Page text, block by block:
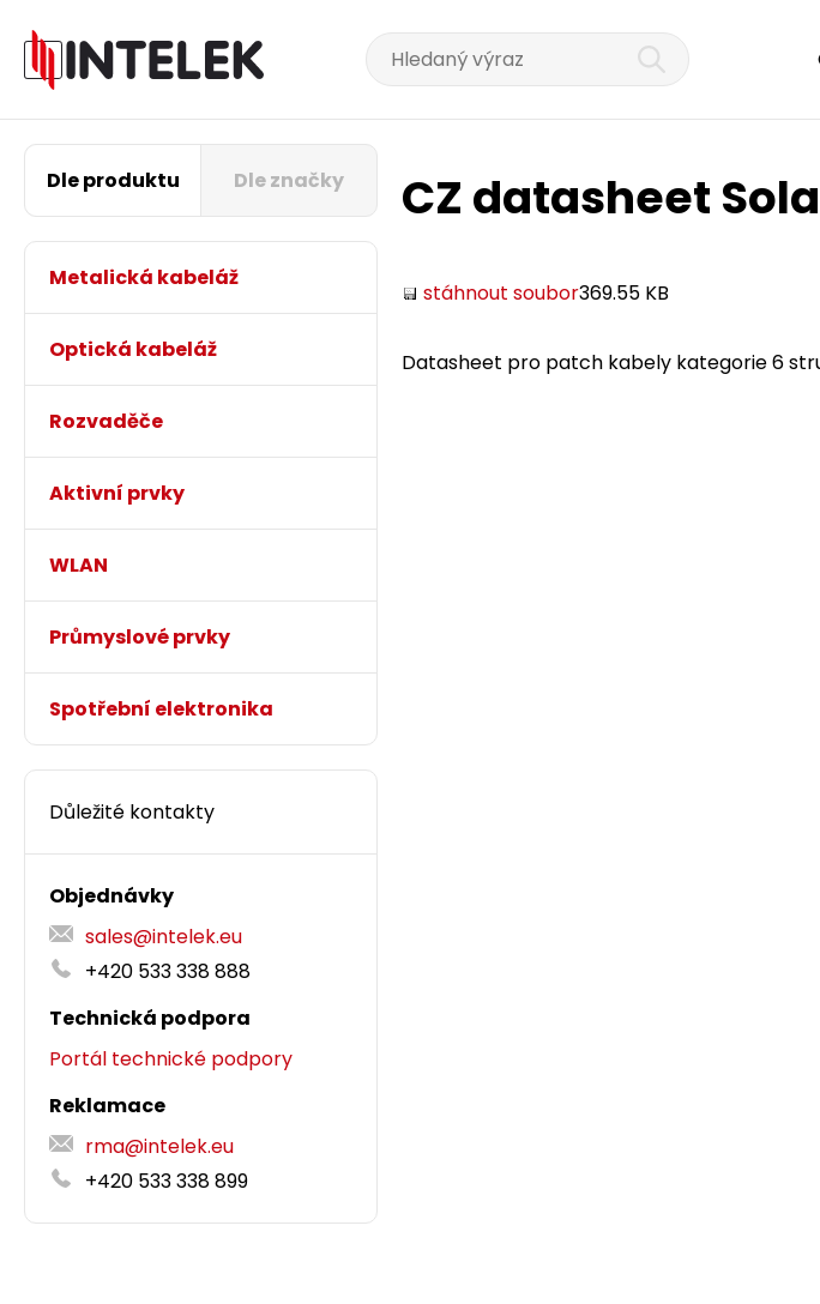
Dle produktu Dle značky
Metalická kabeláž
Optická kabeláž
Rozvaděče
Aktivní prvky
WLAN
Průmyslové prvky
Spotřební elektronika
Důležité kontakty
Objednávky
sales@intelek.eu
+420 533 338 888
Technická podpora
Portál technické podpory
Reklamace
rma@intelek.eu
+420 533 338 899
CZ datasheet
stáhnout soubor369.55 KB
Datasheet pro patch kabely kategorie 6